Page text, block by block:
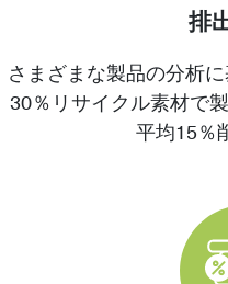
排
さまざまな製品の分析
30％リサイクル素材で
平均15％